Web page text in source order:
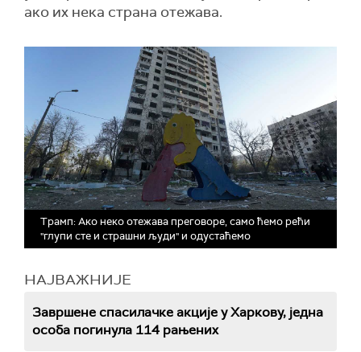
ако их нека страна отежава.
Трамп: Ако неко отежава преговоре, само ћемо рећи
"глупи сте и страшни људи" и одустаћемо
НАЈВАЖНИЈЕ
Завршене спасилачке акције у Харкову, једна
особа погинула 114 рањених